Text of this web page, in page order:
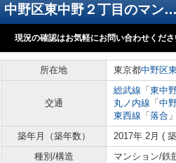
中野区東中野２丁目のマンション
現況の確認はお気軽にお問い合わせくださ
所在地 東京都中野区
交通
総武線 「 東中
丸ノ内線 「 中
東西線 「 落合
築年月（築年数）
2017年 2月 (
種別/構造
マンション/鉄